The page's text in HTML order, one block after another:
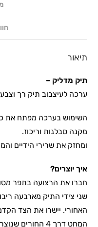
תיאור
תיק מדליק –
ערכה לעיצבוב תיק רך
השימוש בערכה מפתח את
מקנה סבלנות וריכוז.
ומחזק את שרירי הידיים
איך יוצרים?
חברו את הרצועה בתפר
שני צידי התיק מארבעה
האחורי. יישרו את הצד
המחט דרך 4